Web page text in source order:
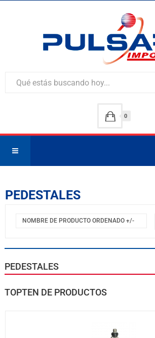
0
PEDESTALES
NOMBRE DE PRODUCTO ORDENADO +/-
PEDESTALES
TOPTEN DE PRODUCTOS